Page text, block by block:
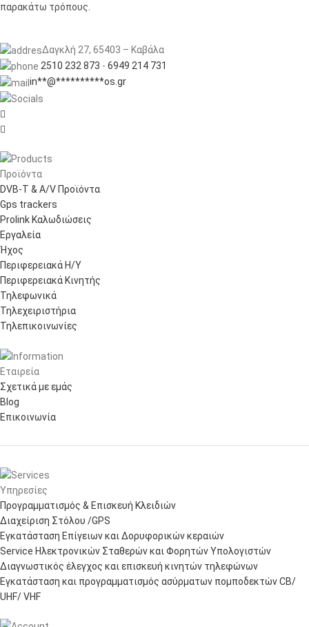
παρακάτω τρόπους.
Δαγκλή 27, 65403 – Καβάλα
2510 232 873 - 6949 214 731
in**@**********os.gr


Προϊόντα
DVB-T & A/V Προϊόντα
Gps trackers
Prolink Καλωδιώσεις
Εργαλεία
Ήχος
Περιφερειακά Η/Υ
Περιφερειακά Κινητής
Τηλεφωνικά
Τηλεχειριστήρια
Τηλεπικοινωνίες
Εταιρεία
Σχετικά με εμάς
Blog
Επικοινωνία
Υπηρεσίες
Προγραμματισμός & Επισκευή Κλειδιών
Διαχείριση Στόλου /GPS
Εγκατάσταση Επίγειων και Δορυφορικών κεραιών
Service Ηλεκτρονικών Σταθερών και Φορητών Υπολογιστών
Διαγνωστικός έλεγχος και επισκευή κινητών τηλεφώνων
Εγκατάσταση και προγραμματισμός ασύρματων πομποδεκτών CB/
UHF/ VHF